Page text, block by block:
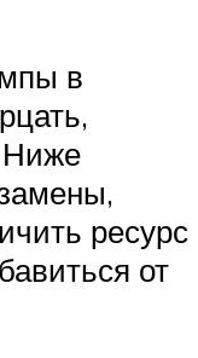
в
Ниже
ресурс
от